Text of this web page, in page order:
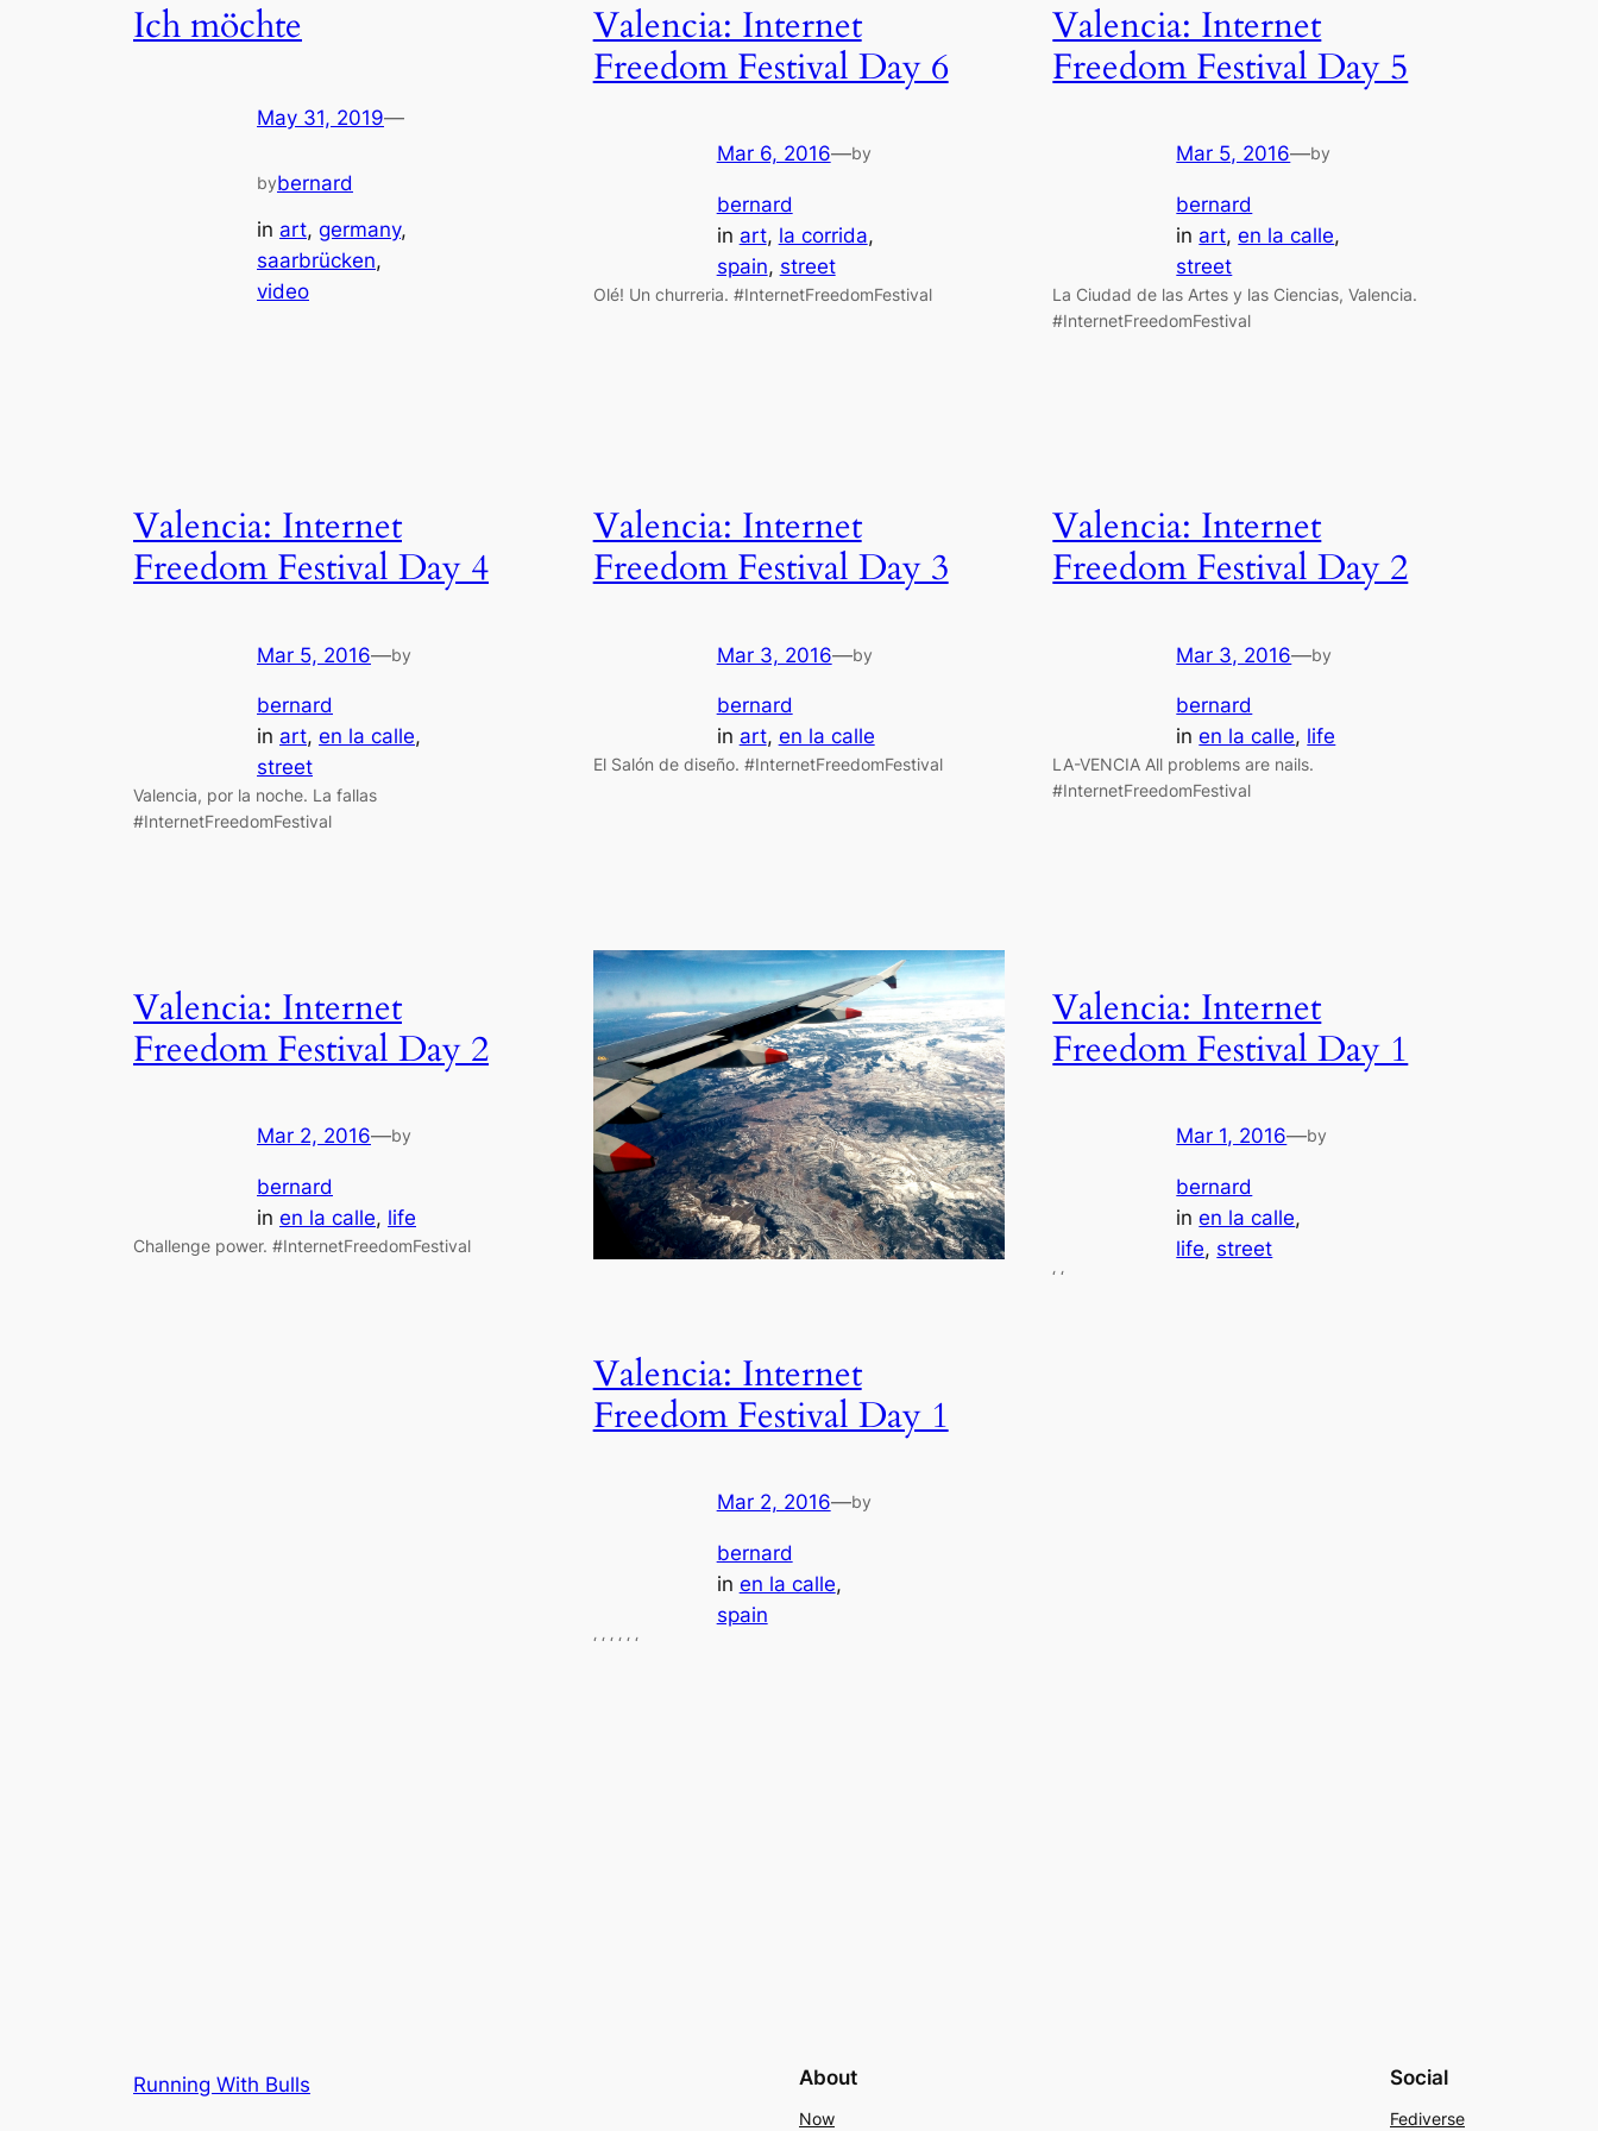
Ich möchte
May 31, 2019—
bybernard
in art, germany
saarbrücken
video
Valencia: Internet
Freedom Festival Day 6
Mar 6, 2016—by
bernard
in art, la corrida
spain, street
Olé! Un churreria. #InternetFreedomFestival
Valencia: Internet
Freedom Festival Day 5
Mar 5, 2016—by
bernard
in art, en la calle
street
La Ciudad de las Artes y las Ciencias, Valencia.
#InternetFreedomFestival
Valencia: Internet
Freedom Festival Day 4
Mar 5, 2016—by
bernard
in art, en la calle
street
Valencia, por la noche. La fallas
#InternetFreedomFestival
Valencia: Internet
Freedom Festival Day 3
Mar 3, 2016—by
bernard
in art, en la calle
El Salón de diseño. #InternetFreedomFestival
Valencia: Internet
Freedom Festival Day 2
Mar 3, 2016—by
bernard
inen la calle, life
LA-VENCIA All problems are nails.
#InternetFreedomFestival
Valencia: Internet
Freedom Festival Day 2
Mar 2, 2016—by
bernard
in en la calle, life
Challenge power. #InternetFreedomFestival
Valencia: Internet
Freedom Festival Day 1
Mar 2, 2016—by
bernard
in en la calle
spain
‘ ‘ ‘ ‘ ‘ ‘
Valencia: Internet
Freedom Festival Day 1
Mar 1, 2016—by
bernard
inen la calle
life, street
‘ ‘
Running With Bulls About
Now
Social
Fediverse